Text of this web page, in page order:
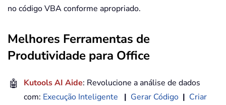
no código VBA conforme apropriado.
Melhores Ferramentas de
Produtividade para Office
🤖 Kutools AI Aide: Revolucione a análise de dados
com: Execução Inteligente | Gerar Código | Criar